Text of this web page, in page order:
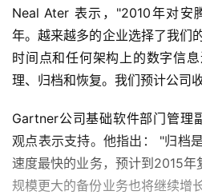
Neal Ater 表示，"2010年对安
年。越来越多的企业选择了我们
时间点和任何架构上的数字信
理、归档和恢复。我们预计公司
Gartner公司基础软件部门管理
观点表示支持。他指出： "归档
速度最快的业务，预计到2015年
规模更大的备份业务也将继续增